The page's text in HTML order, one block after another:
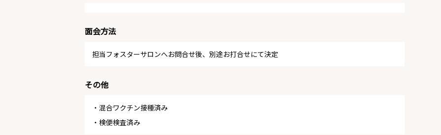
面会方法
担当フォスターサロンへお問合せ後、別途お打合せにて決定
その他
・混合ワクチン接種済み
・検便検査済み